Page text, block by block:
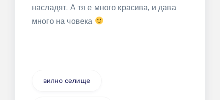
насладят. А тя е много красива, и дава
много на човека
вилно селище